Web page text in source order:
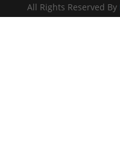
All Rights Reserved By